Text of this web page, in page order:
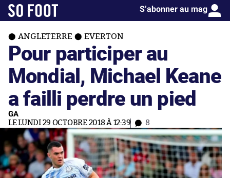
S’abonner au mag
ANGLETERRE EVERTON
Pour participer au
Mondial, Michael Keane
a failli perdre un pied
GA
LE LUNDI 29 OCTOBRE 2018 À 12:39 8